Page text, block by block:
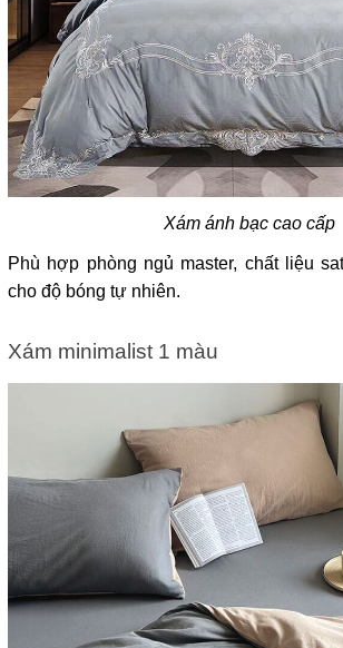
Xám ánh bạc cao cấp
Phù hợp phòng ngủ master, chất liệu
cho độ bóng tự nhiên.
Xám minimalist 1 màu